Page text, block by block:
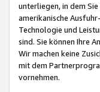
unterliegen, in dem
amerikanische
Technologie und
sind. Sie können Ihre
Wir machen keine
mit dem
vornehmen.